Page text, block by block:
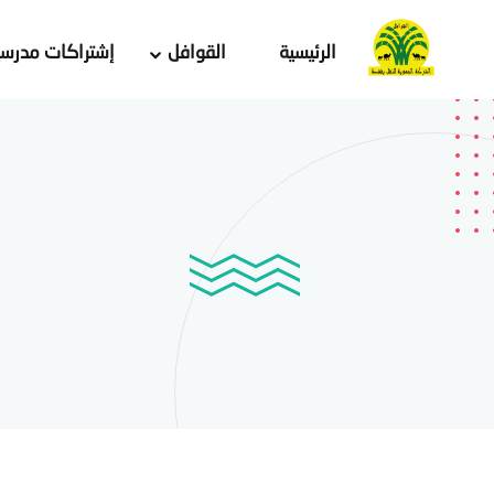
الرئيسية القوافل إشتراكات